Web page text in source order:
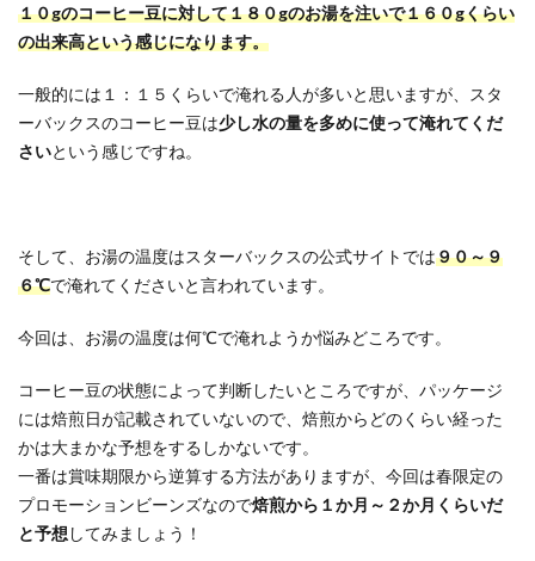
１０gのコーヒー豆に対して１８０gのお湯を注いで１６０gくらい
の出来高という感じになります。
一般的には１：１５くらいで淹れる人が多いと思いますが、スタ
ーバックスのコーヒー豆は少し水の量を多めに使って淹れてくだ
さいという感じですね。
そして、お湯の温度はスターバックスの公式サイトでは９０～９
６℃で淹れてくださいと言われています。
今回は、お湯の温度は何℃で淹れようか悩みどころです。
コーヒー豆の状態によって判断したいところですが、パッケージ
には焙煎日が記載されていないので、焙煎からどのくらい経った
かは大まかな予想をするしかないです。
一番は賞味期限から逆算する方法がありますが、今回は春限定の
プロモーションビーンズなので焙煎から１か月～２か月くらいだ
と予想 してみましょう！